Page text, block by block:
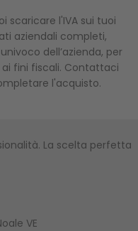
scaricare l'IVA sui tuoi
aziendali completi,
dell’azienda, per
fini fiscali. Contattaci
l'acquisto.
La scelta perfetta
VE